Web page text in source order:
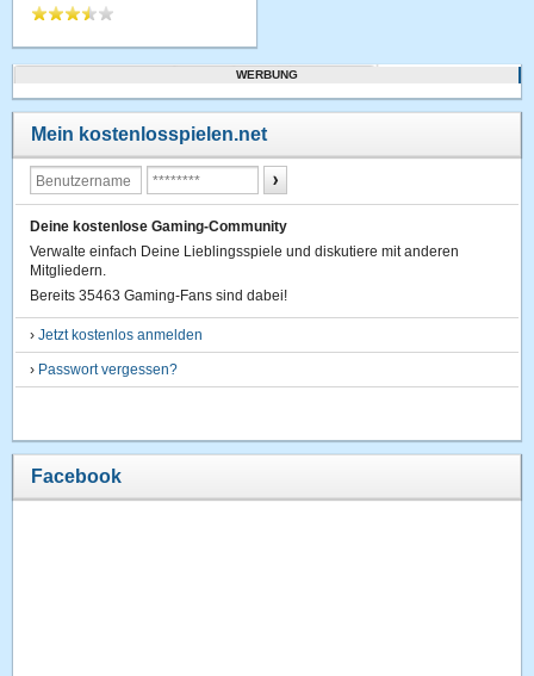
WERBUNG
Mein kostenlosspielen.net
Deine kostenlose Gaming-Community
Verwalte einfach Deine Lieblingsspiele und diskutiere mit anderen
Mitgliedern.
Bereits 35463 Gaming-Fans sind dabei!
›Jetzt kostenlos anmelden
› Passwort vergessen?
Facebook